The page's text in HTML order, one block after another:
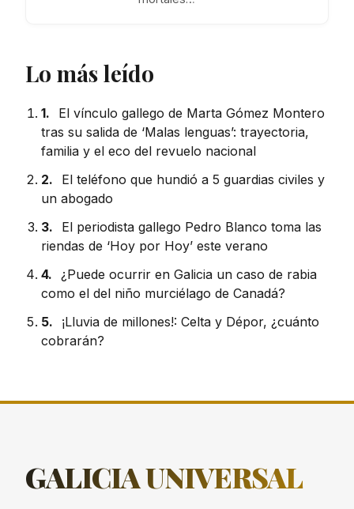
Lo más leído
1.
El vínculo gallego de Marta Gómez Montero
tras su salida de ‘Malas lenguas’: trayectoria,
familia y el eco del revuelo nacional
2.
El teléfono que hundió a 5 guardias civiles y
un abogado
3.
El periodista gallego Pedro Blanco toma las
riendas de ‘Hoy por Hoy’ este verano
4. ¿Puede ocurrir en Galicia un caso de rabia
como el del niño murciélago de Canadá?
5.
¡Lluvia de millones!: Celta y Dépor, ¿cuánto
cobrarán?
GALICIAUNIVERSAL